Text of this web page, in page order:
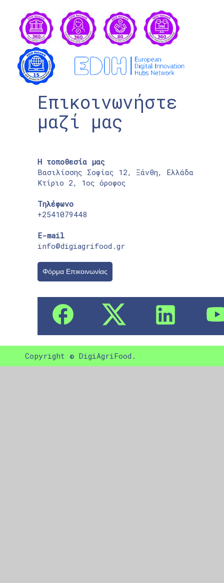
Επικοινωνήστε
μαζί μας
Η τοποθεσία μας
Βασιλίσσης Σοφίας 12, Ξάνθη, Ελλάδα
Κτίριο 2, 1ος όροφος
Τηλέφωνο
+2541079448
E-mail
info@digiagrifood.gr
Φόρμα Επικοινωνίας
Copyright © DigiAgriFood.